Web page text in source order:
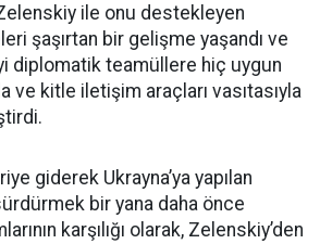
ile onu destekleyen
şaşırtan bir gelişme yaşandı ve
diplomatik teamüllere hiç uygun
ve kitle iletişim araçları vasıtasıyla
giderek Ukrayna’ya yapılan
bir yana daha önce
karşılığı olarak, Zelenskiy’den